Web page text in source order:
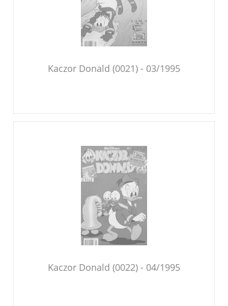
Kaczor Donald (0021) - 03/1995
Kaczor Donald (0022) - 04/1995